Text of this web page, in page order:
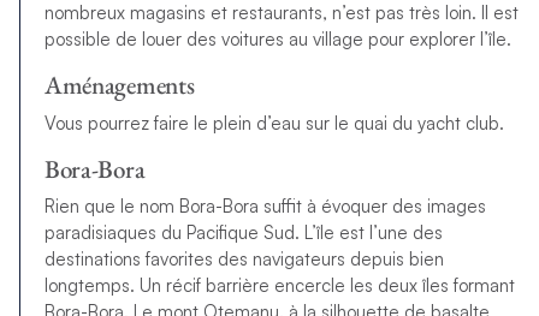
nombreux magasins et restaurants, n’est pas très loin. Il est
possible de louer des voitures au village pour explorer l’île.
Aménagements
Vous pourrez faire le plein d’eau sur le quai du yacht club.
Bora-Bora
Rien que le nom Bora-Bora suffit à évoquer des images
paradisiaques du Pacifique Sud. L’île est l’une des
destinations favorites des navigateurs depuis bien
longtemps. Un récif barrière encercle les deux îles formant